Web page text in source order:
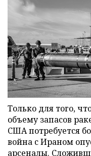
Только для того,
объему запасов
США потребуется
война с Ираном
арсеналы.